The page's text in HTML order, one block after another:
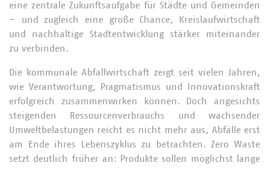
eine zentrale Zukunftsaufgabe für Städte und Gemeinden
– und zugleich eine große Chance, Kreislaufwirtschaft
und nachhaltige Stadtentwicklung stärker miteinander
zu verbinden.
Die kommunale Abfallwirtschaft zeigt seit vielen Jahren,
wie Verantwortung, Pragmatismus und Innovationskraft
erfolgreich zusammenwirken können. Doch angesichts
steigenden Ressourcenverbrauchs und wachsender
Umweltbelastungen reicht es nicht mehr aus, Abfälle erst
am Ende ihres Lebenszyklus zu betrachten. Zero Waste
setzt deutlich früher an: Produkte sollen möglichst lange